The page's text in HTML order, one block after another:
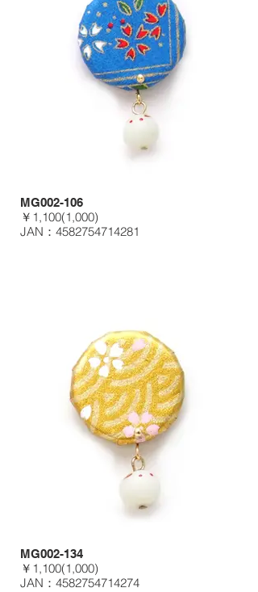
MG002-106
￥1,100(1,000)
JAN：4582754714281
MG002-134
￥1,100(1,000)
JAN：4582754714274